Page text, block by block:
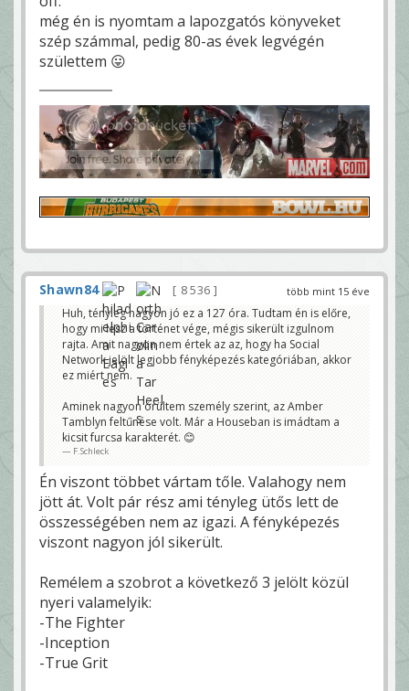
még én is nyomtam a lapozgatós könyveket
szép számmal, pedig 80-as évek legvégén
születtem 😛
több mint 15 éve
Shawn84
8 536
Huh, tényleg nagyon jó ez a 127 óra. Tudtam én is előre,
hogy mi lesz a történet vége, mégis sikerült izgulnom
rajta. Amit nagyon nem értek az az, hogy ha Social
Network jelölt legjobb fényképezés kategóriában, akkor
ez miért nem.
Aminek nagyon örültem személy szerint, az Amber
Tamblyn feltűnése volt. Már a Houseban is imádtam a
kicsit furcsa karakterét. 😊
F.Schleck
Én viszont többet vártam tőle. Valahogy nem
jött át. Volt pár rész ami tényleg ütős lett de
összességében nem az igazi. A fényképezés
viszont nagyon jól sikerült.
Remélem a szobrot a következő 3 jelölt közül
nyeri valamelyik:
-The Fighter
-Inception
-True Grit